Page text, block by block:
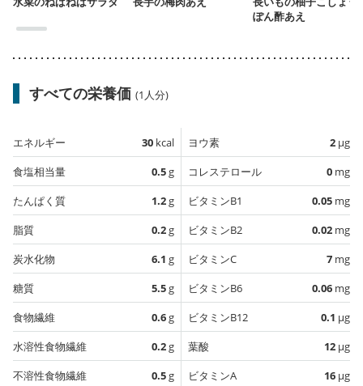
ぽん酢あえ
すべての栄養価 (1人分)
エネルギー 30 kcal
食塩相当量
0.5g
たんぱく質
1.2g
脂質
0.2g
炭水化物
6.1 g
糖質
5.5g
食物繊維
0.6g
水溶性食物繊維
0.2g
不溶性食物繊維
0.5g
ヨウ素 2 µg
コレステロール
0 mg
ビタミンB1
0.05 mg
ビタミンB2
0.02 mg
ビタミンC
7 mg
ビタミンB6
0.06 mg
ビタミンB12
0.1 µg
葉酸
12 µg
ビタミンA
16 µg